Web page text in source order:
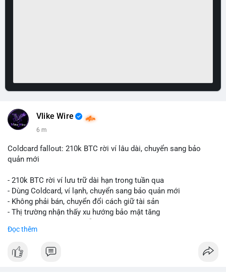
Vlike Wire
6 m
Coldcard fallout: 210k BTC rời ví lâu dài, chuyển sang bảo
quản mới
- 210k BTC rời ví lưu trữ dài hạn trong tuần qua
- Dùng Coldcard, ví lạnh, chuyển sang bảo quản mới
- Không phải bán, chuyển đổi cách giữ tài sản
- Thị trường nhận thấy xu hướng bảo mật tăng
Đọc thêm